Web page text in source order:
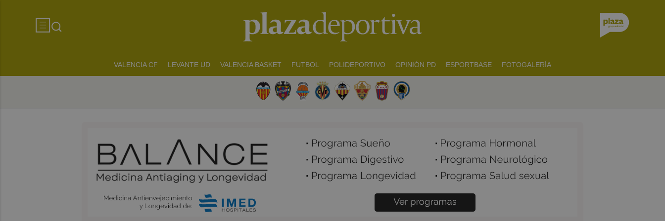
VALENCIA CF LEVANTE UD VALENCIA BASKET FUTBOL POLIDEPORTIVO OPINIÓN PD ESPORTBASE FOTOGALERÍA